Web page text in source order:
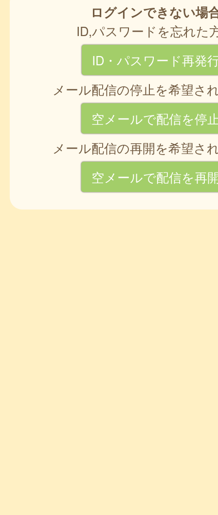
ログインできない場
ID,パスワードを忘れた
ID・パスワード再発
メール配信の停止を希望さ
空メールで配信を停
メール配信の再開を希望さ
空メールで配信を再